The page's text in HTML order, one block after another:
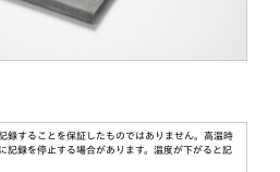
することを保証したものではありません。高温時
記録を停止する場合があります。温度が下がると記